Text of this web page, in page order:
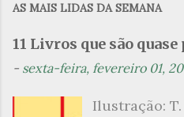
n
t
AS MAIS LIDAS DA SEMANA
11 Livros que são
- sexta-feira, fevereiro 01,
Ilustração: